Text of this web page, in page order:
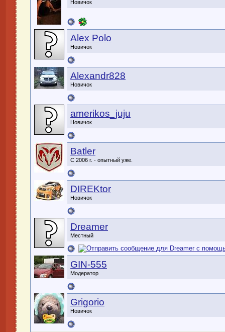
Новичок
Alex Polo
Новичок
Alexandr828
Новичок
amerikos_juju
Новичок
Batler
С 2006 г. - опытный уже.
DIREKtor
Новичок
Dreamer
Местный
GIN-555
Модератор
Grigorio
Новичок